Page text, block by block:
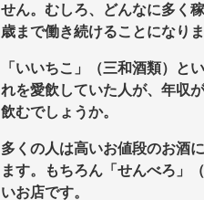
せん。むしろ、どんなに多く
歳まで働き続けることになりま
「いいちこ」（三和酒類）と
れを愛飲していた人が、年収
飲むでしょうか。
多くの人は高いお値段のお酒
ます。もちろん「せんべろ」
いお店です。